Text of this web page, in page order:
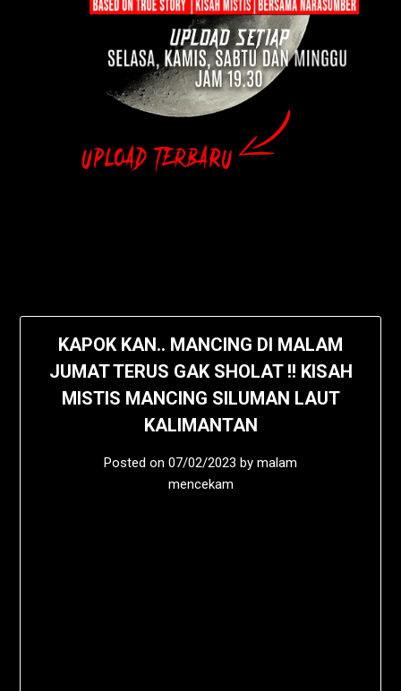
KAPOK KAN.. MANCING DI MALAM
JUMAT TERUS GAK SHOLAT !! KISAH
MISTIS MANCING SILUMAN LAUT
KALIMANTAN
Posted on 07/02/2023 by malam
mencekam